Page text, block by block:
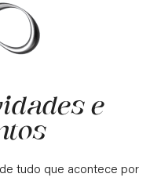
e
tudo que acontece por